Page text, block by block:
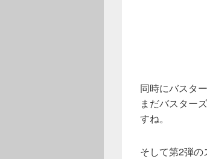
同時にバスタ
まだバスター
すね。
そして第2弾